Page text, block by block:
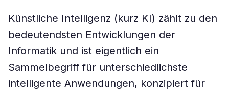
Künstliche Intelligenz (kurz KI) zählt zu den
bedeutendsten Entwicklungen der
Informatik und ist eigentlich ein
Sammelbegriff für unterschiedlichste
intelligente Anwendungen, konzipiert für